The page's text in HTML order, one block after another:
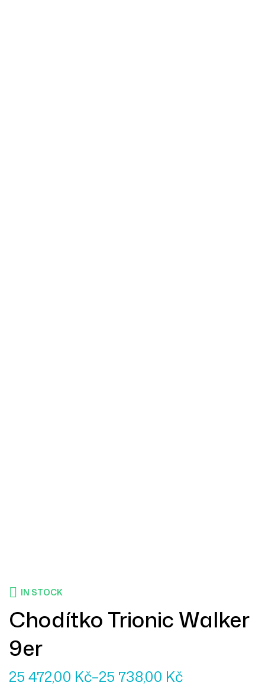
IN STOCK
Chodítko Trionic Walker
9er
25 472,00 Kč–25 738,00 Kč